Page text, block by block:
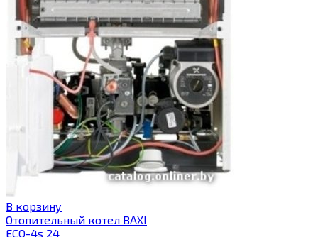
В корзину
Отопительный котел BAXI
ECO-4s 24